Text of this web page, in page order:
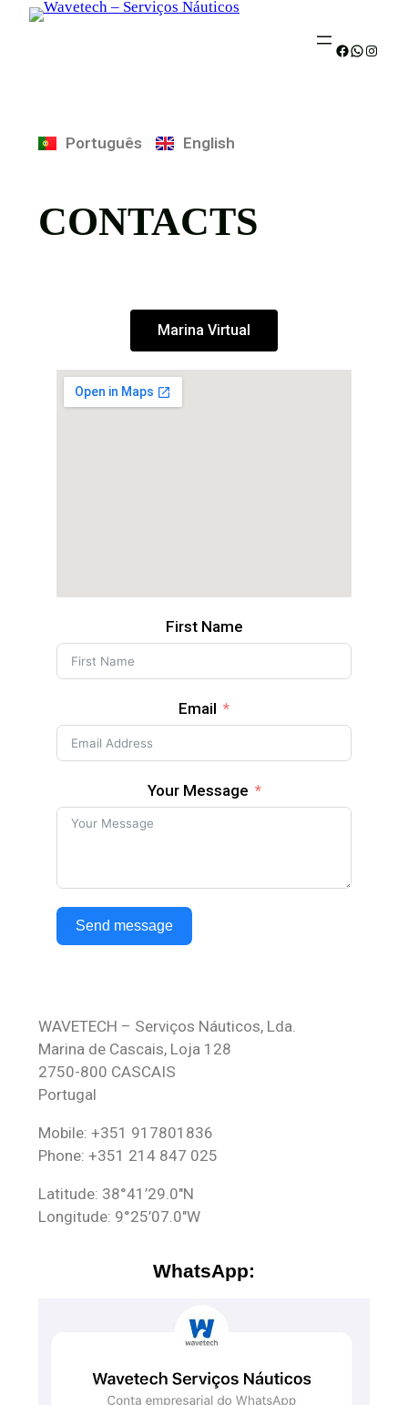
Português English
CONTACTS
Marina Virtual
First Name
Email
Your Message
Send message
WAVETECH – Serviços Náuticos, Lda.
Marina de Cascais, Loja 128
2750-800 CASCAIS
Portugal
Mobile: +351 917801836
Phone: +351 214 847 025
Latitude: 38°41’29.0″N
Longitude: 9°25’07.0″W
WhatsApp: